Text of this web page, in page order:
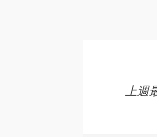
上週